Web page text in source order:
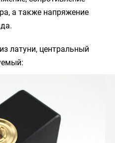
а также напряжение
латуни, центральный